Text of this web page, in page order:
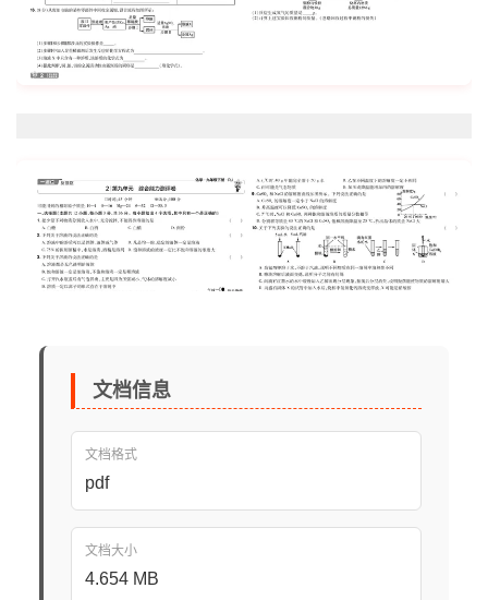
文档信息
文档格式
pdf
文档大小
4.654 MB